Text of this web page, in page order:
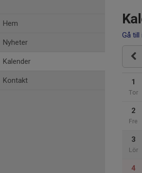
Hem
Nyheter
Kalender
Kontakt
Gå till
1
Tor
2
Fre
3
Lör
4